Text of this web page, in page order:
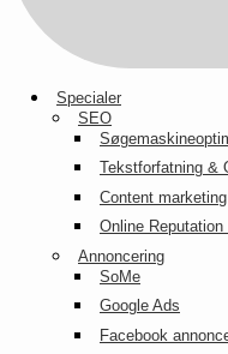
Specialer
SEO
Tekstforfatning &
Content marketing
Online
Annoncering
SoMe
Google Ads
Facebook